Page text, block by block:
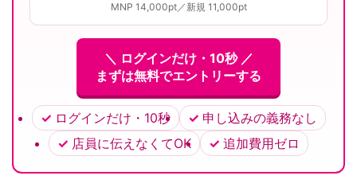
MNP 14,000pt／新規 11,000pt
＼ ログインだけ・10秒 ／
まずは無料でエントリーする
ログインだけ・10秒
申し込みの義務なし
店員に伝えなくてOK
追加費用ゼロ